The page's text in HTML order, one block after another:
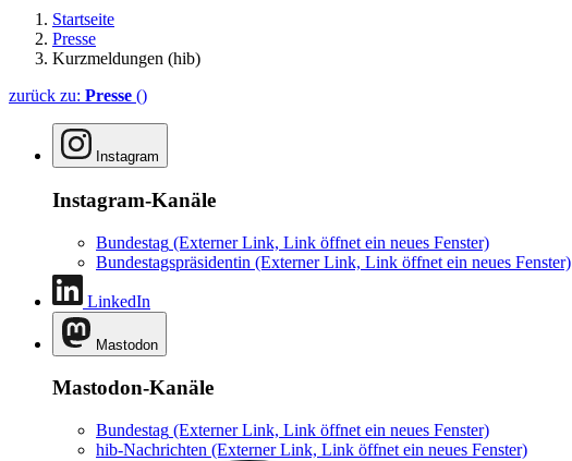
Startseite
Presse
Kurzmeldungen (hib)
zurück zu: Presse ()
Instagram
Instagram-Kanäle
Bundestag (Externer Link, Link öffnet ein neues Fenster)
Bundestagspräsidentin (Externer Link, Link öffnet ein neues Fenster)
LinkedIn
Mastodon
Mastodon-Kanäle
Bundestag (Externer Link, Link öffnet ein neues Fenster)
hib-Nachrichten (Externer Link, Link öffnet ein neues Fenster)